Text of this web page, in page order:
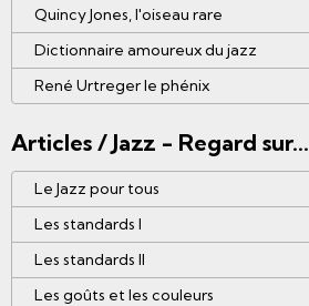
Quincy Jones, l'oiseau rare
Dictionnaire amoureux du jazz
René Urtreger le phénix
Articles / Jazz - Regard sur...
Le Jazz pour tous
Les standards I
Les standards II
Les goûts et les couleurs